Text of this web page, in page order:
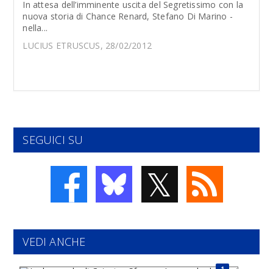
In attesa dell’imminente uscita del Segretissimo con la
nuova storia di Chance Renard, Stefano Di Marino -
nella...
LUCIUS ETRUSCUS, 28/02/2012
SEGUICI SU
𝕏
VEDI ANCHE